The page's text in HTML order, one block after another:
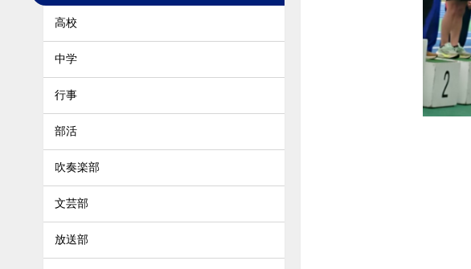
高校
中学
行事
部活
吹奏楽部
文芸部
放送部